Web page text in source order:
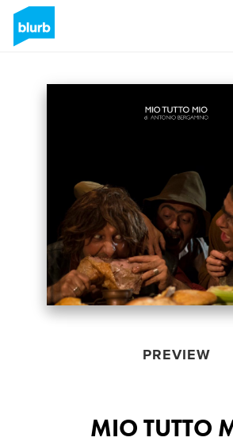
PREVIEW
MIO TUTTO